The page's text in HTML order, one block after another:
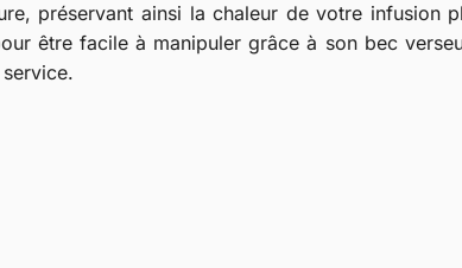
préservant ainsi la chaleur de votre infusion
être facile à manipuler grâce à son bec